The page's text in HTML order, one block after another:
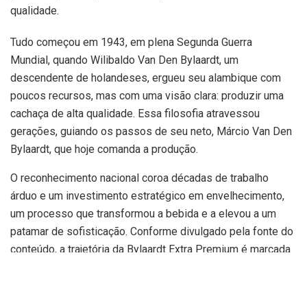
qualidade.
Tudo começou em 1943, em plena Segunda Guerra
Mundial, quando Wilibaldo Van Den Bylaardt, um
descendente de holandeses, ergueu seu alambique com
poucos recursos, mas com uma visão clara: produzir uma
cachaça de alta qualidade. Essa filosofia atravessou
gerações, guiando os passos de seu neto, Márcio Van Den
Bylaardt, que hoje comanda a produção.
O reconhecimento nacional coroa décadas de trabalho
árduo e um investimento estratégico em envelhecimento,
um processo que transformou a bebida e a elevou a um
patamar de sofisticação. Conforme divulgado pela fonte do
conteúdo, a trajetória da Bylaardt Extra Premium é marcada